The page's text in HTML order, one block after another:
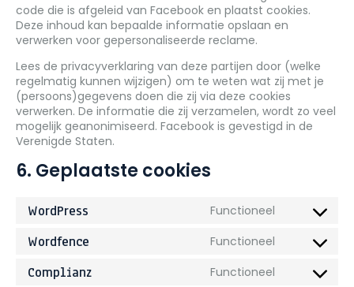
code die is afgeleid van Facebook en plaatst cookies.
Deze inhoud kan bepaalde informatie opslaan en
verwerken voor gepersonaliseerde reclame.
Lees de privacyverklaring van deze partijen door (welke
regelmatig kunnen wijzigen) om te weten wat zij met je
(persoons)gegevens doen die zij via deze cookies
verwerken. De informatie die zij verzamelen, wordt zo veel
mogelijk geanonimiseerd. Facebook is gevestigd in de
Verenigde Staten.
6. Geplaatste cookies
WordPress Functioneel
Consent
service
Wordfence Functioneel
Consent
service
Complianz Functioneel
Consent